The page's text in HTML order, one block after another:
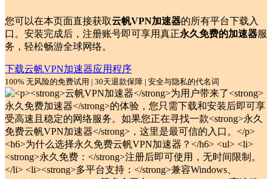
您可以在本页面直接获取云帆VPN加速器的所有平台下载入
口。安装完成后，注册账号即可享用真正永久免费的加速器服
务，轻松畅游全球网络。
下载云帆VPN加速器应用程序
100% 无风险的免费试用 | 30天退款保障 | 安全与隐私的代名词